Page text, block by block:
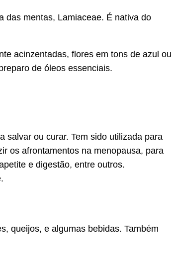
das mentas, Lamiaceae. É nativa do
acinzentadas, flores em tons de azul ou
de óleos essenciais.
salvar ou curar. Tem sido utilizada para
os afrontamentos na menopausa, para
e digestão, entre outros.
queijos, e algumas bebidas. Também